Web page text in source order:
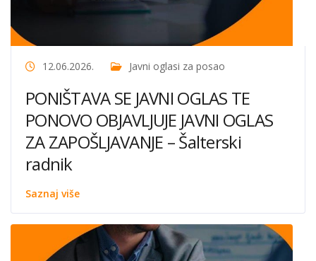
12.06.2026. Javni oglasi za posao
PONIŠTAVA SE JAVNI OGLAS TE
PONOVO OBJAVLJUJE JAVNI OGLAS
ZA ZAPOŠLJAVANJE – Šalterski
radnik
Saznaj više